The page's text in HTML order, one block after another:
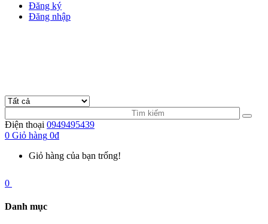
Đăng ký
Đăng nhập
Điện thoại 0949495439
0 Giỏ hàng 0đ
Giỏ hàng của bạn trống!
0
Danh mục